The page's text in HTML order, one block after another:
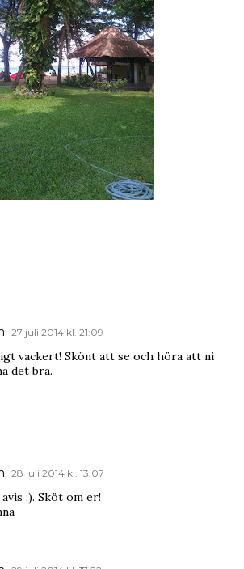
27 juli 2014 kl. 21:09
vackert! Skönt att se och höra att ni
det bra.
28 juli 2014 kl. 13:07
;). Sköt om er!